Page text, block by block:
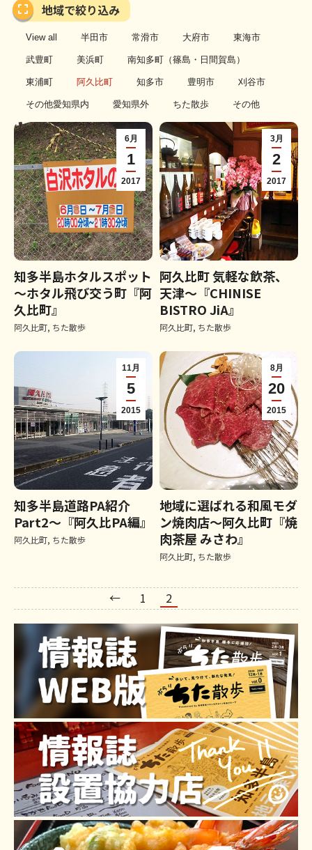
地域で絞り込み
View all 半田市 常滑市 大府市 東海市
武豊町 美浜町 南知多町（篠島・日間賀島）
東浦町 阿久比町 知多市 豊明市 刈谷市
その他愛知県内 愛知県外 ちた散歩 その他
6月
1
2017
知多半島ホタルスポット
～ホタル飛び交う町『阿
久比町』
阿久比町, ちた散歩
3月
2
2017
阿久比町 気軽な飲茶、
天津～『CHINISE
BISTRO JiA』
阿久比町, ちた散歩
11月
5
2015
知多半島道路PA紹介
Part2～『阿久比PA編』
阿久比町, ちた散歩
8月
20
2015
地域に選ばれる和風モダ
ン焼肉店～阿久比町『焼
肉茶屋 みさわ』
阿久比町, ちた散歩
← 1 2